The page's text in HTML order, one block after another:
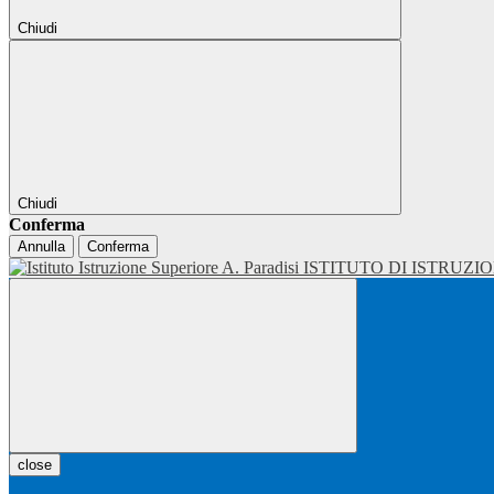
Chiudi
Chiudi
Conferma
Annulla Conferma
ISTITUTO DI
close